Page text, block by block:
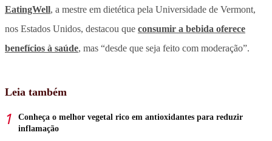
EatingWell, a mestre em dietética pela Universidade de Vermont,
nos Estados Unidos, destacou que consumir a bebida oferece
benefícios à saúde, mas “desde que seja feito com moderação”.
Leia também
Conheça o melhor vegetal rico em antioxidantes para reduzir
inflamação